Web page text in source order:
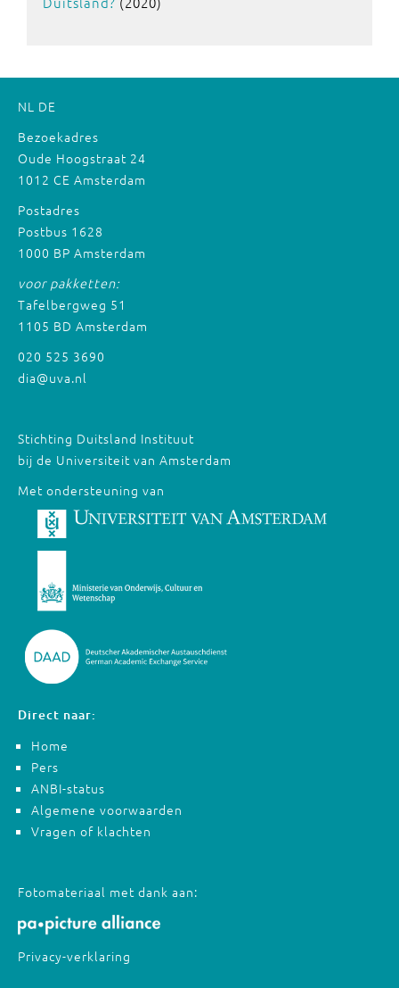
NL DE
Bezoekadres
Oude Hoogstraat 24
1012 CE Amsterdam
Postadres
Postbus 1628
1000 BP Amsterdam
voor pakketten:
Tafelbergweg 51
1105 BD Amsterdam
020 525 3690
dia@uva.nl
Stichting Duitsland Instituut
bij de Universiteit van Amsterdam
Met ondersteuning van
Direct naar:
Home
Pers
ANBI-status
Algemene voorwaarden
Vragen of klachten
Fotomateriaal met dank aan:
Privacy-verklaring